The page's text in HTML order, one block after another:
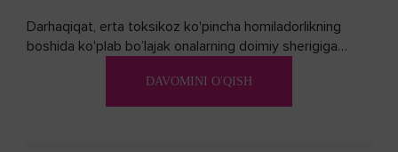
Darhaqiqat, erta toksikoz ko'pincha homiladorlikning
boshida ko'plab bo’lajak onalarning doimiy sherigiga
biron bir usuli bormi?DAVOMINI O'QISH